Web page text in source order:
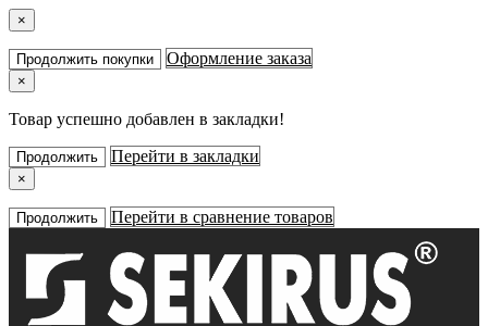
×
Продолжить покупки Оформление заказа
×
Товар успешно добавлен в закладки!
Продолжить Перейти в закладки
×
Продолжить Перейти в сравнение товаров